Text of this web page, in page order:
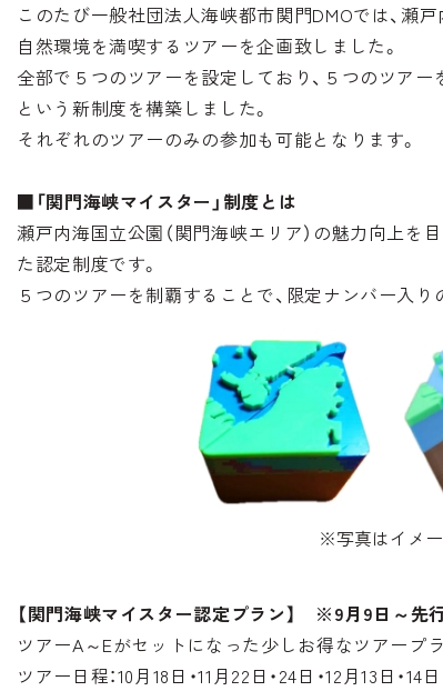
このたび一般社団法人海峡都市関門DMOでは、瀬
自然環境を満喫するツアーを企画致しました。
全部で５つのツアーを設定しており、５つのツア
という新制度を構築しました。
それぞれのツアーのみの参加も可能となります。
■「関門海峡マイスター」制度とは
瀬戸内海国立公園（関門海峡エリア）の魅力向上を
た認定制度です。
５つのツアーを制覇することで、限定ナンバー入
※写真はイメー
【関門海峡マイスター認定プラン】 ※9月9日～先行
ツアーA～Eがセットになった少しお得なツアープラ
ツアー日程：10月18日・11月22日・24日・12月13日・14日